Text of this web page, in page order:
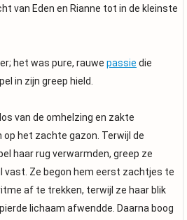
van Eden en Rianne tot in de kleinste
het was pure, rauwe passie die
in zijn greep hield.
van de omhelzing en zakte
op het zachte gazon. Terwijl de
haar rug verwarmden, greep ze
vast. Ze begon hem eerst zachtjes te
af te trekken, terwijl ze haar blik
lichaam afwendde. Daarna boog